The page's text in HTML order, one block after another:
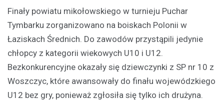
Finały powiatu mikołowskiego w turnieju Puchar
Tymbarku zorganizowano na boiskach Polonii w
Łaziskach Średnich. Do zawodów przystąpili jedynie
chłopcy z kategorii wiekowych U10 i U12.
Bezkonkurencyjne okazały się dziewczynki z SP nr 10 z
Woszczyc, które awansowały do finału wojewódzkiego
U12 bez gry, ponieważ zgłosiła się tylko ich drużyna.